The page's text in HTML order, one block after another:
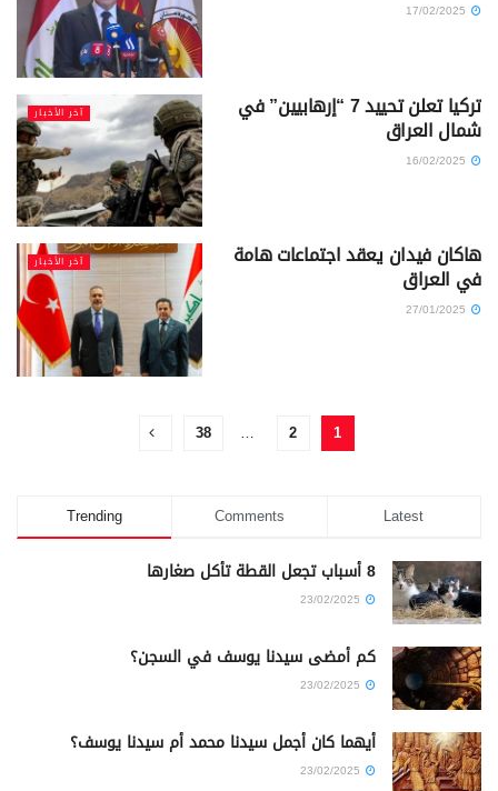
آخر الأخبار تركيا تعلن تحييد 7 “إرهابيين” في
شمال العراق
آخر الأخبار هاكان فيدان يعقد اجتماعات هامة
في العراق
1
2
…
38
Trending Comments Latest
8 أسباب تجعل القطة تأكل صغارها
كم أمضى سيدنا يوسف في السجن؟
أيهما كان أجمل سيدنا محمد أم سيدنا يوسف؟